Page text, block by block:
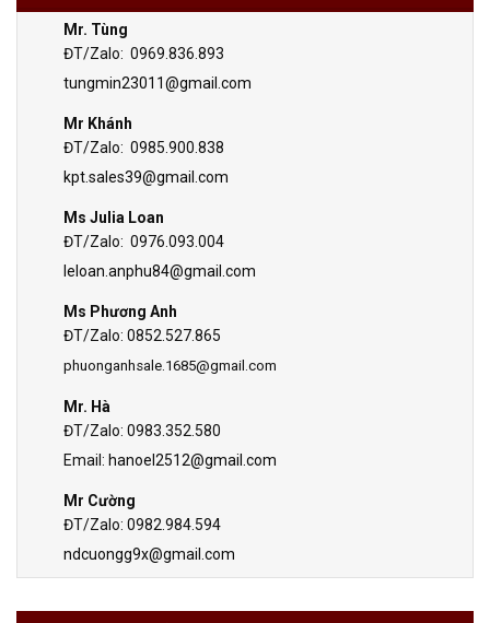
Mr. Tùng
ĐT/Zalo: 0969.836.893
tungmin23011@gmail.com
Mr Khánh
ĐT/Zalo: 0985.900.838
kpt.sales39@gmail.com
Ms Julia Loan
ĐT/Zalo: 0976.093.004
leloan.anphu84@gmail.com
Ms Phương Anh
ĐT/Zalo: 0852.527.865
phuonganhsale.1685@gmail.com
Mr. Hà
ĐT/Zalo: 0983.352.580
Email: hanoel2512@gmail.com
Mr Cường
ĐT/Zalo: 0982.984.594
ndcuongg9x@gmail.com